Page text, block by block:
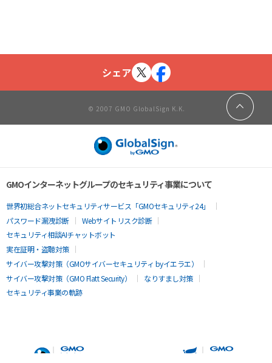
シェア
© 2007 GMO GlobalSign K.K.
GMOインターネットグループのセキュリティ事業について
世界初総合ネットセキュリティサービス「GMOセキュリティ24」
パスワード漏洩診断
Webサイトリスク診断
セキュリティ相談AIチャットボット
実在証明・盗聴対策
サイバー攻撃対策（GMOサイバーセキュリティ byイエラエ）
サイバー攻撃対策（GMO Flatt Security）
なりすまし対策
セキュリティ事業の軌跡